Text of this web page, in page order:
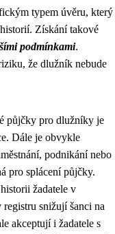
typem úvěru, který
Získání takové
podmínkami.
že dlužník nebude
půjčky pro dlužníky je
Dále je obvykle
podnikání nebo
pro splácení půjčky.
žadatele v
snižují šanci na
akceptují i žadatele s